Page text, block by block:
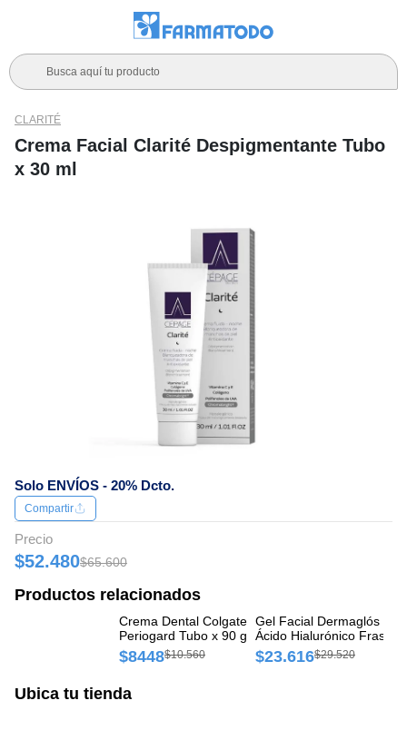
Busca aquí tu producto
Solo ENVÍOS - 20% Dcto.
CLARITÉ
Crema Facial Clarité Despigmentante Tubo
x 30 ml
Compartir
Precio
$52.480$65.600
Productos relacionados
Crema Dental Colgate
Periogard Tubo x 90 g
$8448$10.560
Gel Facial Dermaglós
Ácido Hialurónico Frasco
300 g
$23.616$29.520
Ubica tu tienda